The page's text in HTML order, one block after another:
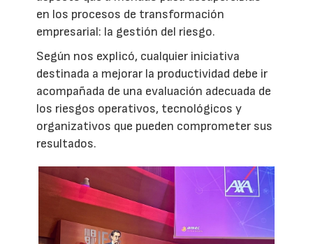
en los procesos de transformación
empresarial: la gestión del riesgo.
Según nos explicó, cualquier iniciativa
destinada a mejorar la productividad debe ir
acompañada de una evaluación adecuada de
los riesgos operativos, tecnológicos y
organizativos que pueden comprometer sus
resultados.